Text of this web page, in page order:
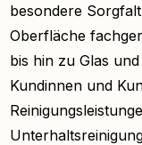
besondere
Oberfläche
bis hin zu Glas
Kundinnen und